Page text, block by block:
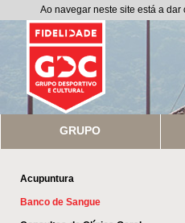
Ao navegar neste site está a dar
GRUPO
Acupuntura
Banco de Sangue